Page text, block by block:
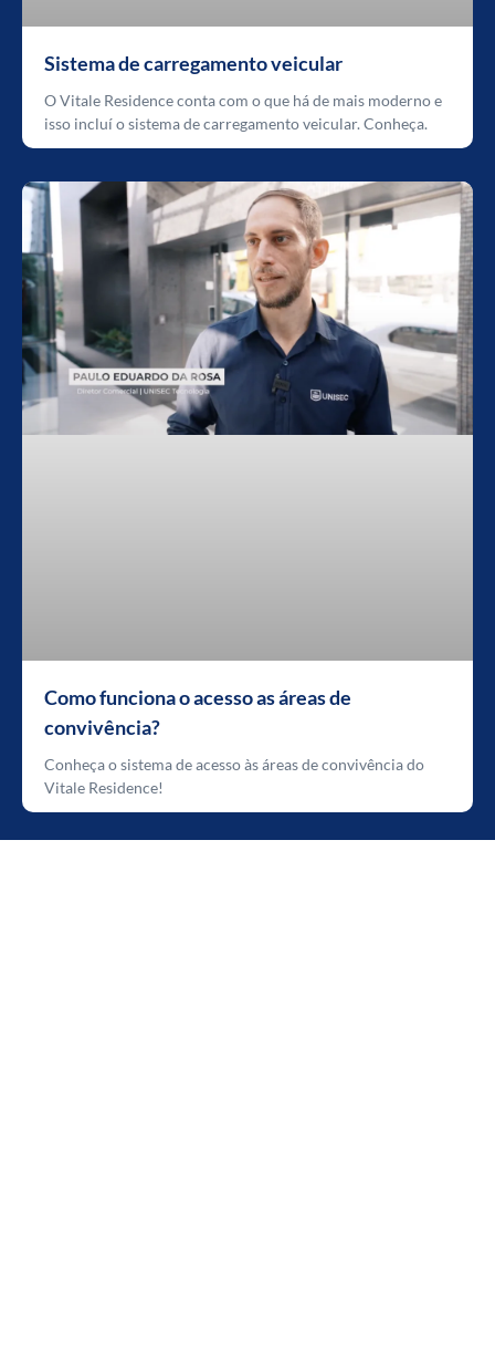
Sistema de carregamento veicular
O Vitale Residence conta com o que há de mais moderno e
isso incluí o sistema de carregamento veicular. Conheça.
Como funciona o acesso as áreas de
convivência?
Conheça o sistema de acesso às áreas de convivência do
Vitale Residence!